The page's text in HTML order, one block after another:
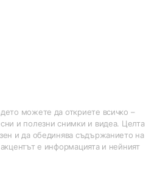
можете да откриете всичко –
и полезни снимки и видеа. Целта
и да обединява съдържанието на
е информацията и нейният